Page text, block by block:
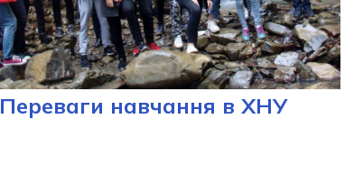
Переваги навчання в ХНУ